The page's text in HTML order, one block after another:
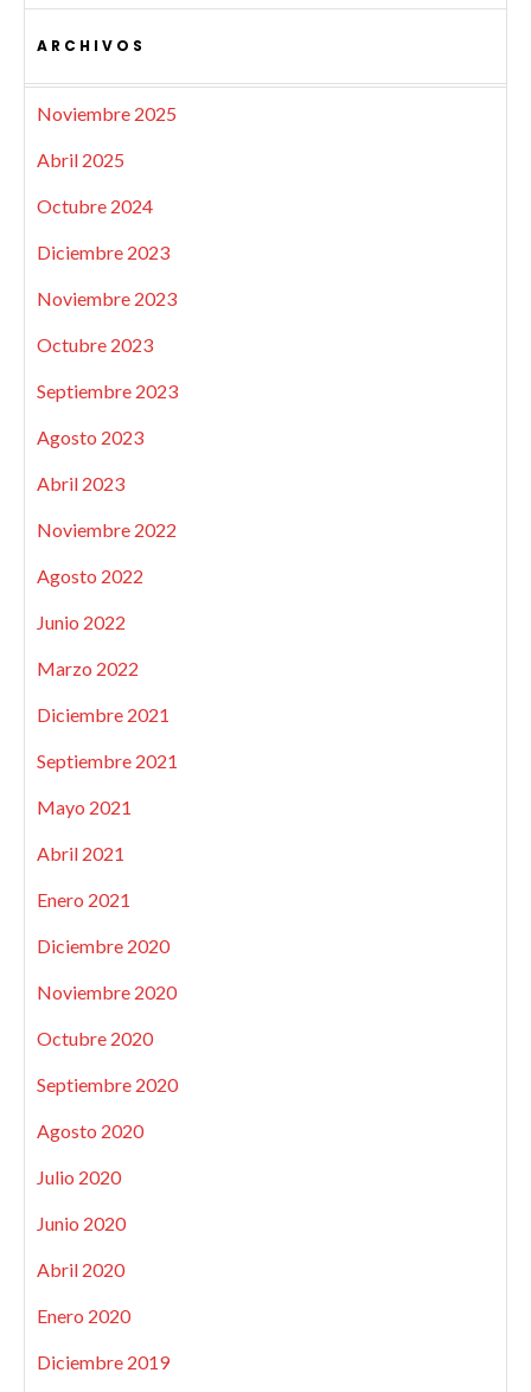
ARCHIVOS
Noviembre 2025
Abril 2025
Octubre 2024
Diciembre 2023
Noviembre 2023
Octubre 2023
Septiembre 2023
Agosto 2023
Abril 2023
Noviembre 2022
Agosto 2022
Junio 2022
Marzo 2022
Diciembre 2021
Septiembre 2021
Mayo 2021
Abril 2021
Enero 2021
Diciembre 2020
Noviembre 2020
Octubre 2020
Septiembre 2020
Agosto 2020
Julio 2020
Junio 2020
Abril 2020
Enero 2020
Diciembre 2019